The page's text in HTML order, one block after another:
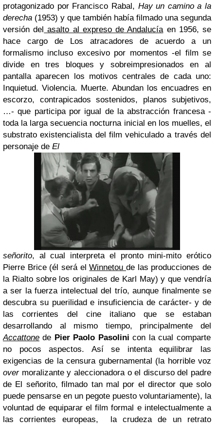
protagonizado por Francisco Rabal, Hay un camino a la
derecha (1953) y que también había filmado una segunda
versión del asalto al expreso de Andalucíaen 1956, se
hace cargo de Los atracadores de acuerdo a un
formalismo incluso excesivo por momentos -el film se
divide en tres bloques y sobreimpresionados en al
pantalla aparecen los motivos centrales de cada uno:
Inquietud. Violencia. Muerte. Abundan los encuadres en
escorzo, contrapicados sostenidos, planos subjetivos,
…- que participa por igual de la abstracción francesa -
toda la larga secuencia nocturna inicial en los muelles, el
substrato existencialista del film vehiculado a través del
personaje de El
señorito, al cual interpreta el pronto mini-mito erótico
Pierre Brice (él será elWinnetoude las producciones de
la Rialto sobre los originales de Karl May) y que vendría
a ser la fuerza intelectual del trío, aunque finalmente se
descubra su puerilidad e insuficiencia de carácter- y de
las corrientes del cine italiano que se estaban
desarrollando al mismo tiempo, principalmente del
Accattone de Pier Paolo Pasolini con la cual comparte
no pocos aspectos. Así se intenta equilibrar las
exigencias de la censura gubernamental (la horrible voz
overmoralizante y aleccionadora o el discurso del padre
de El señorito, filmado tan mal por el director que solo
puede pensarse en un pegote puesto voluntariamente), la
voluntad de equiparar el film formal e intelectualmente a
las corrientes europeas, la crudeza de un retrato